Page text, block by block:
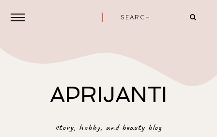
APRIJANTI
story, hobby, and beauty blog